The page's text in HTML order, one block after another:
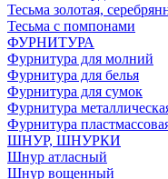
Тесьма золотая,
Тесьма с помпонами
ФУРНИТУРА
Фурнитура для молний
Фурнитура для белья
Фурнитура для сумок
Фурнитура
Фурнитура
ШНУР, ШНУРКИ
Шнур атласный
Шнур вощенный